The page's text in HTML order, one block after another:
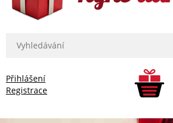
Přihlášení
Registrace